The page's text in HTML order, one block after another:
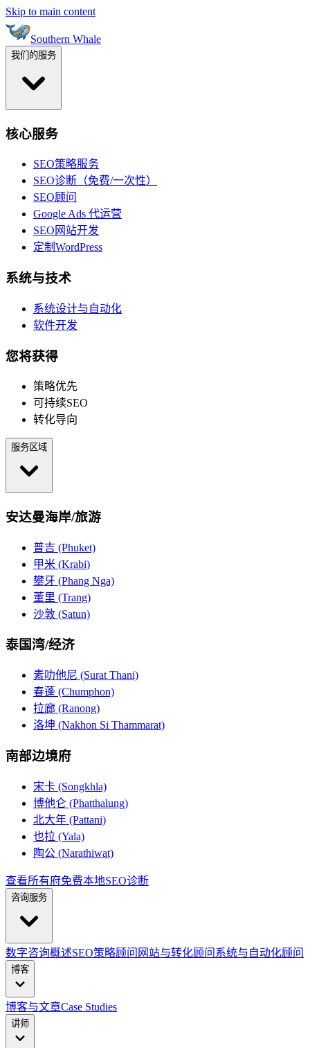
Skip to main content
Southern Whale
我们的服务
核心服务
SEO策略服务
SEO诊断（免费/一次性）
SEO顾问
Google Ads 代运营
SEO网站开发
定制WordPress
系统与技术
系统设计与自动化
软件开发
您将获得
策略优先
可持续SEO
转化导向
服务区域
安达曼海岸/旅游
普吉 (Phuket)
甲米 (Krabi)
攀牙 (Phang Nga)
董里 (Trang)
沙敦 (Satun)
泰国湾/经济
素叻他尼 (Surat Thani)
春蓬 (Chumphon)
拉廊 (Ranong)
洛坤 (Nakhon Si Thammarat)
南部边境府
宋卡 (Songkhla)
博他仑 (Phatthalung)
北大年 (Pattani)
也拉 (Yala)
陶公 (Narathiwat)
查看所有府免费本地SEO诊断
咨询服务
数字咨询概述SEO策略顾问 网站与转化顾问 系统与自动化顾问
博客
博客与文章Case Studies
讲师